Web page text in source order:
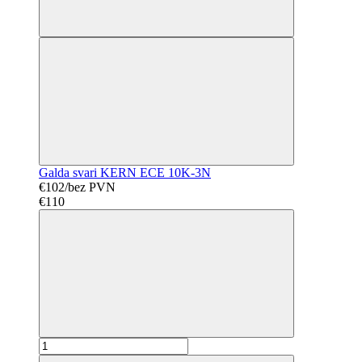
Galda svari KERN ECE 10K-3N
€102/bez PVN
€110